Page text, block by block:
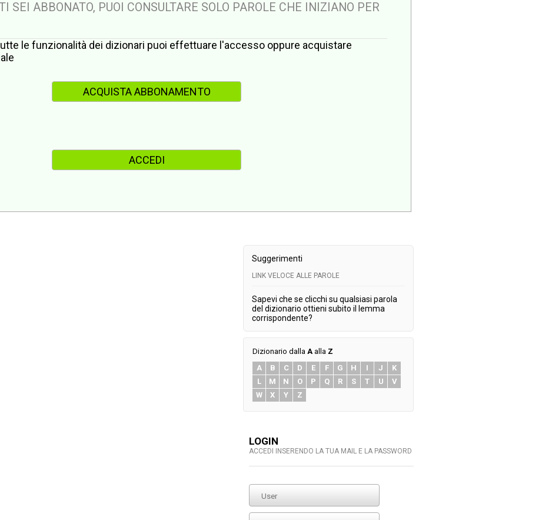
SEI ABBONATO, PUOI CONSULTARE SOLO PAROLE CHE INIZIANO PER
le funzionalità dei dizionari puoi effettuare l'accesso oppure acquistare
ACQUISTA ABBONAMENTO
ACCEDI
Suggerimenti
LINK VELOCE ALLE PAROLE
Sapevi che se clicchi su qualsiasi parola
del dizionario ottieni subito il lemma
corrispondente?
Dizionario dalla A alla Z
A
B C D E F G H I J
K
L
M N O P Q R S T U
V
W
X Y Z
LOGIN
ACCEDI INSERENDO LA TUA MAIL E LA PASSWORD